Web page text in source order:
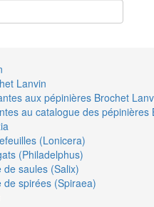
Lanvin
aux pépinières Brochet
au catalogue des
(Lonicera)
(Philadelphus)
saules (Salix)
spirées (Spiraea)